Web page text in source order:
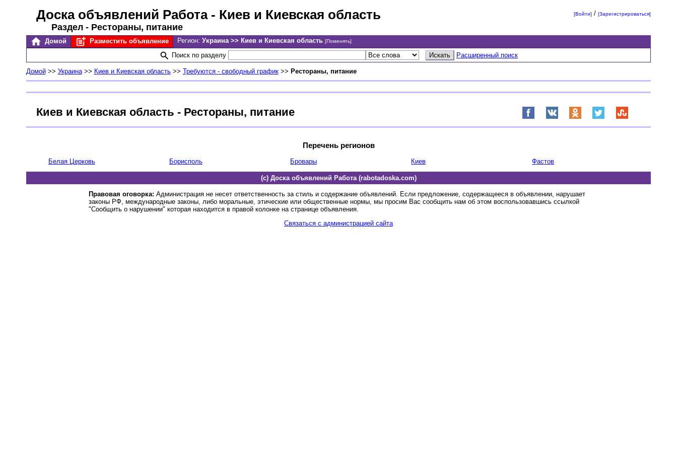
Доска объявлений Работа- Киев и Киевская область
Раздел - Рестораны, питание
[Войти] /[Зарегистрироваться]
Домой Разместить объявление Регион: Украина >> Киев и Киевская область [Поменять]
Поиск по разделу Расширенный поиск
Домой>> Украина>> Киев и Киевская область>> Требуются - свободный график>> Рестораны, питание
Киев и Киевская область - Рестораны, питание
Перечень регионов
Белая Церковь Борисполь Бровары Киев Фастов
(c) Доска объявлений Работа (rabotadoska.com)
Правовая оговорка: Администрация не несет ответственность за стиль и содержание объявлений. Если предложение, содержащееся в объявлении, нарушает
законы РФ, международные законы, либо моральные, этические или общественные нормы, мы просим Вас сообщить нам об этом воспользовавшись ссылкой
"Сообщить о нарушении" которая находится в правой колонке на странице объявления.
Связаться с администрацией сайта